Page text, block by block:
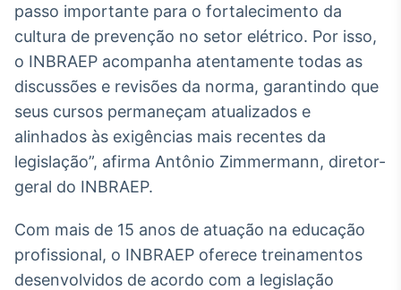
Gestão de
Investimentos
Em breve
Tokenização
de ativos
Em breve
passo importante para o fortalecimento da
cultura de prevenção no setor elétrico. Por isso,
o INBRAEP acompanha atentamente todas as
discussões e revisões da norma, garantindo que
seus cursos permaneçam atualizados e
alinhados às exigências mais recentes da
legislação”, afirma Antônio Zimmermann, diretor-
geral do INBRAEP.
Com mais de 15 anos de atuação na educação
profissional, o INBRAEP oferece treinamentos
desenvolvidos de acordo com a legislação